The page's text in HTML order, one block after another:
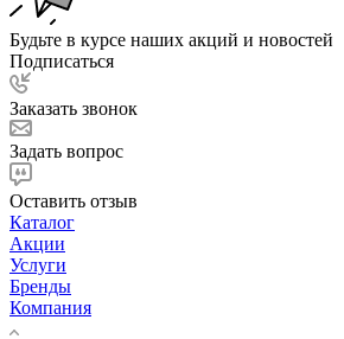
Будьте в курсе наших акций и новостей
Подписаться
Заказать звонок
Задать вопрос
Оставить отзыв
Каталог
Акции
Услуги
Бренды
Компания